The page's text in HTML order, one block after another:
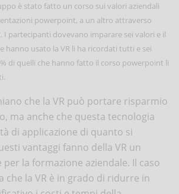
è stato fatto un corso sui valori aziendali
powerpoint, a un altro attraverso
I partecipanti dovevano imparare sei valori e il
hanno usato la VR li ha ricordati tutti e sei
di quelli che hanno fatto il corso powerpoint li
che la VR può portare risparmio
ma anche che questa tecnologia
di applicazione di quanto si
vantaggi fanno della VR un
la formazione aziendale. Il caso
che la VR è in grado di ridurre in